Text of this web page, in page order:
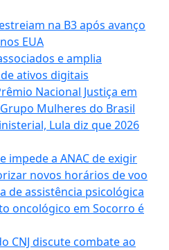
na B3 após avanço
EUA
e amplia
ativos digitais
Nacional Justiça em
Mulheres do Brasil
Lula diz que 2026
impede a ANAC de exigir
novos horários de voo
de assistência psicológica
oncológico em Socorro é
CNJ discute combate ao